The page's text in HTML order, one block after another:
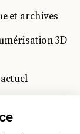
et archives
3D